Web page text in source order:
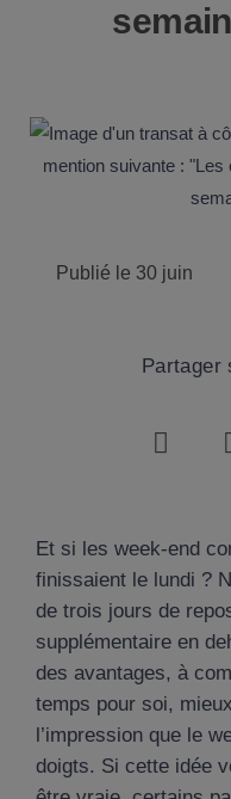
Publié le 30 juin
Partager
Et si les week-end
finissaient le lundi ?
de trois jours de
supplémentaire en
des avantages, à
temps pour soi,
l’impression que le
doigts. Si cette idée